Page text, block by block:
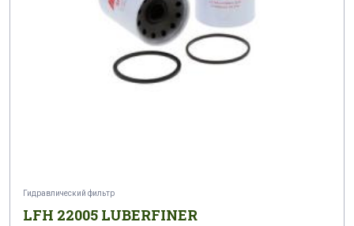
Гидравлический фильтр
LFH 22005 LUBERFINER